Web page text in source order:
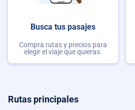
Busca tus pasajes
Compra rutas y precios para
elegir el viaje que quieras.
Rutas principales